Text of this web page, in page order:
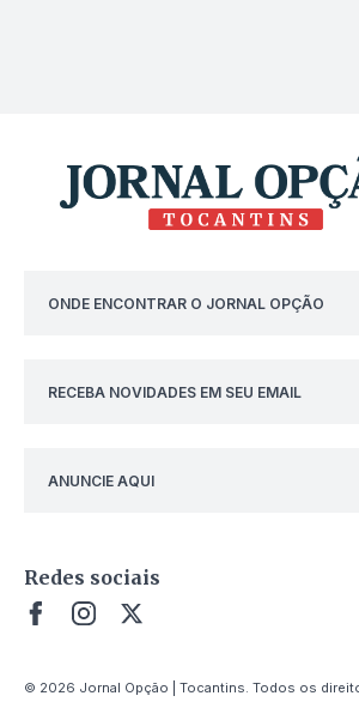
ONDE ENCONTRAR O JORNAL OPÇÃO
RECEBA NOVIDADES EM SEU EMAIL
ANUNCIE AQUI
Redes sociais
© 2026 Jornal Opção | Tocantins. Todos os